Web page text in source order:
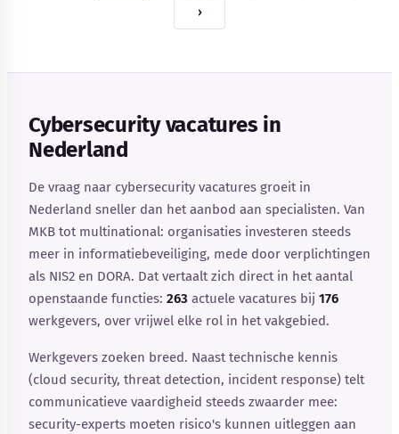
›
Cybersecurity vacatures in
Nederland
De vraag naar cybersecurity vacatures groeit in
Nederland sneller dan het aanbod aan specialisten. Van
MKB tot multinational: organisaties investeren steeds
meer in informatiebeveiliging, mede door verplichtingen
als NIS2 en DORA. Dat vertaalt zich direct in het aantal
openstaande functies: 263 actuele vacatures bij 176
werkgevers, over vrijwel elke rol in het vakgebied.
Werkgevers zoeken breed. Naast technische kennis
(cloud security, threat detection, incident response) telt
communicatieve vaardigheid steeds zwaarder mee:
security-experts moeten risico's kunnen uitleggen aan